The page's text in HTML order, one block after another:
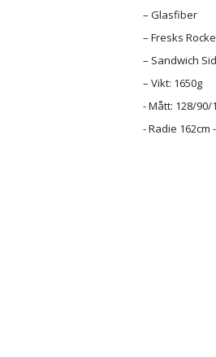
– Glasfiber
– Fresks
– Sandwich
– Vikt: 1650g
- Mått: 128/90/
- Radie 162cm